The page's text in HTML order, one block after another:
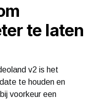
te laten
v2 is het
te houden en
voorkeur een